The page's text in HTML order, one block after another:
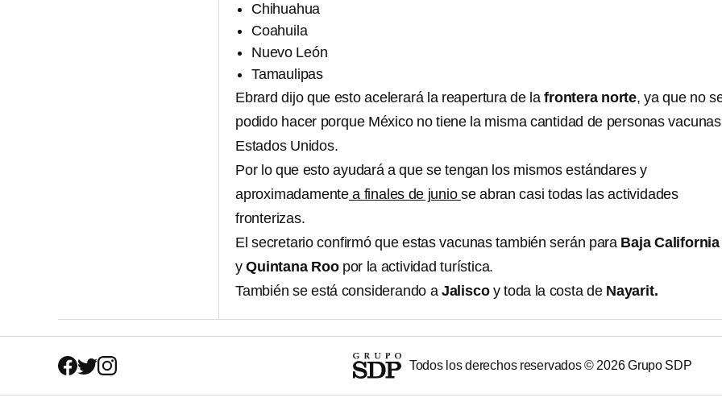
Chihuahua
Coahuila
Nuevo León
Tamaulipas
Ebrard dijo que esto acelerará la reapertura de lafrontera norte, ya que no
podido hacer porque México no tiene la misma cantidad de personas
Estados Unidos.
Por lo que esto ayudará a que se tengan los mismos estándares y
aproximadamente a finales de juniose abran casi todas las actividades
fronterizas.
El secretario confirmó que estas vacunas también serán para Baja
yQuintana Roo por la actividad turística.
También se está considerando a Jalisco y toda la costa de Nayarit.
Todos los derechos reservados © 2026Grupo SDP